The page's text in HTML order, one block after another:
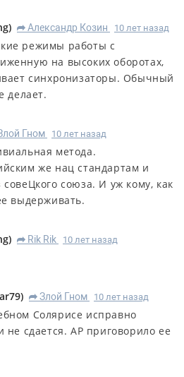
) R Александр Козин 10 лет назад
режимы работы с
на высоких оборотах,
синхронизаторы. Обычный
делает.
Гном 10 лет назад
метода.
же нац стандартам и
союза. И уж кому, как
выдерживать.
) R Rik Rik 10 лет назад
) R Злой Гном 10 лет назад
Солярисе исправно
сдается. АР приговорило ее